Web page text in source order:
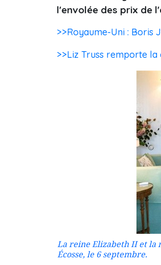
l'envolée des prix de
>>Royaume-Uni : Boris
>>Liz Truss remporte
La reine Elizabeth II et la
Écosse, le 6 septembre.